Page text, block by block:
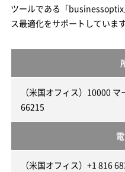
ツールである「
ス最適化をサポートしています
（米国オフィス）10000
66215
（米国オフィス）+1 816